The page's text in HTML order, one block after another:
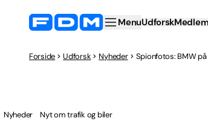
MenuUdforsk
Forside Udforsk Nyheder Spionfotos: BMW
Nyheder Nyt om trafik og biler